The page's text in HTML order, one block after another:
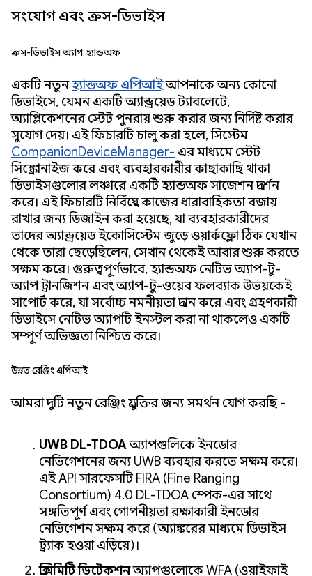
সংযোগ এবং ক্রস-ডিভাইস
ক্রস-ডিভাইস অ্যাপ হ্যান্ডঅফ
একটি নতুনহ্যান্ডঅফ এপিআইআপনাকে অন্য কোনো
ডিভাইসে, যেমন একটি অ্যান্ড্রয়েড ট্যাবলেটে,
অ্যাপ্লিকেশনের স্টেট পুনরায় শুরু করার জন্য নির্দিষ্ট করার
সুযোগ দেয়। এই ফিচারটি চালু করা হলে, সিস্টেম
CompanionDeviceManager- এর মাধ্যমে স্টেট
সিঙ্ক্রোনাইজ করে এবং ব্যবহারকারীর কাছাকাছি থাকা
ডিভাইসগুলোর লঞ্চারে একটি হ্যান্ডঅফ সাজেশন প্রদর্শন
করে। এই ফিচারটি নির্বিঘ্নে কাজের ধারাবাহিকতা বজায়
রাখার জন্য ডিজাইন করা হয়েছে, যা ব্যবহারকারীদের
তাদের অ্যান্ড্রয়েড ইকোসিস্টেম জুড়ে ওয়ার্কফ্লো ঠিক যেখান
থেকে তারা ছেড়েছিলেন, সেখান থেকেই আবার শুরু করতে
সক্ষম করে। গুরুত্বপূর্ণভাবে, হ্যান্ডঅফ নেটিভ অ্যাপ-টু-
অ্যাপ ট্রানজিশন এবং অ্যাপ-টু-ওয়েব ফলব্যাক উভয়কেই
সাপোর্ট করে, যা সর্বোচ্চ নমনীয়তা প্রদান করে এবং গ্রহণকারী
ডিভাইসে নেটিভ অ্যাপটি ইনস্টল করা না থাকলেও একটি
সম্পূর্ণ অভিজ্ঞতা নিশ্চিত করে।
উন্নত রেঞ্জিং এপিআই
আমরা দুটি নতুন রেঞ্জিং প্রযুক্তির জন্য সমর্থন যোগ করছি -
UWB DL-TDOAঅ্যাপগুলিকে ইনডোর
নেভিগেশনের জন্য UWB ব্যবহার করতে সক্ষম করে।
এই API সারফেসটি FIRA (Fine Ranging
Consortium) 4.0 DL-TDOA স্পেক-এর সাথে
সঙ্গতিপূর্ণ এবং গোপনীয়তা রক্ষাকারী ইনডোর
নেভিগেশন সক্ষম করে (অ্যাঙ্করের মাধ্যমে ডিভাইস
ট্র্যাক হওয়া এড়িয়ে)।
প্রক্সিমিটি ডিটেকশনঅ্যাপগুলোকে WFA (ওয়াইফাই